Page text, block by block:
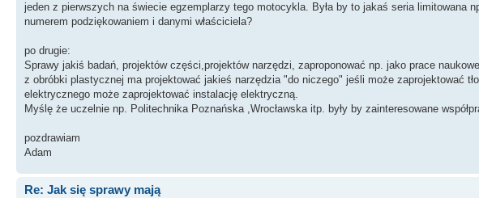
jeden z pierwszych na świecie egzemplarzy tego motocykla. Była by to jakaś seria limitowana
numerem podziękowaniem i danymi właściciela?
po drugie:
Sprawy jakiś badań, projektów części,projektów narzędzi, zaproponować np. jako prace
z obróbki plastycznej ma projektować jakieś narzędzia "do niczego" jeśli może zaprojektować
elektrycznego może zaprojektować instalację elektryczną.
Myślę że uczelnie np. Politechnika Poznańska ,Wrocławska itp. były by zainteresowane
pozdrawiam
Adam
Re: Jak się sprawy mają